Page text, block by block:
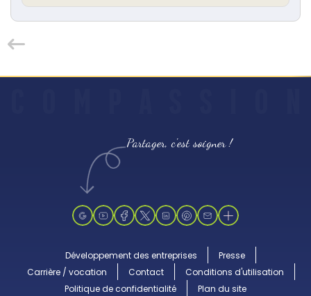
Partager, c'est soigner !
Développement des entreprises
Presse
Carrière / vocation
Contact
Conditions d'utilisation
Politique de confidentialité
Plan du site